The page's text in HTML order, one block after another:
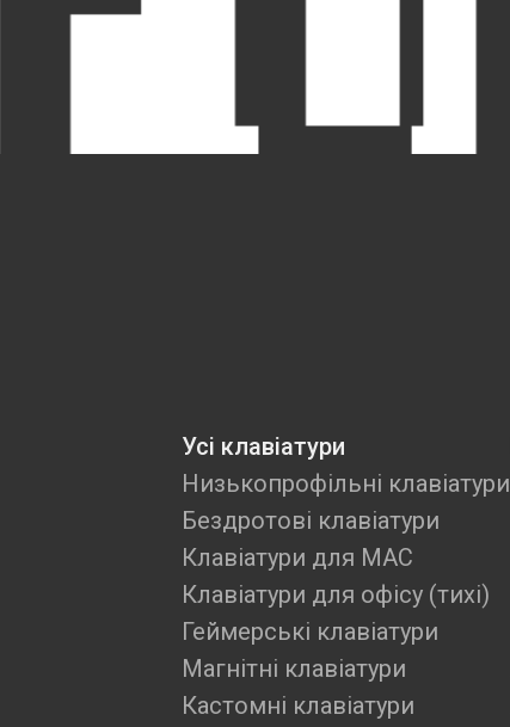
Усі клавіатури
Низькопрофільні клавіатури
Бездротові клавіатури
Клавіатури для MAC
Клавіатури для офісу (тихі)
Геймерські клавіатури
Магнітні клавіатури
Кастомні клавіатури